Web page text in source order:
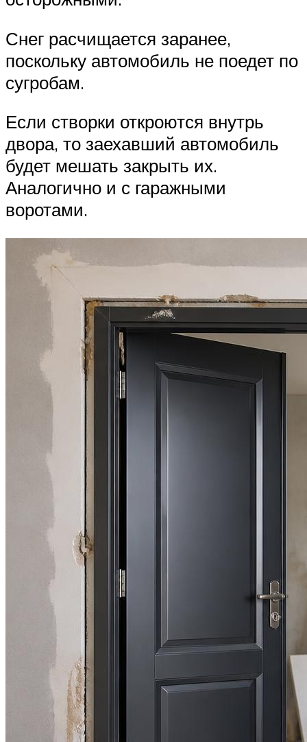
Снег расчищается заранее,
поскольку автомобиль не поедет по
сугробам.
Если створки откроются внутрь
двора, то заехавший автомобиль
будет мешать закрыть их.
Аналогично и с гаражными
воротами.